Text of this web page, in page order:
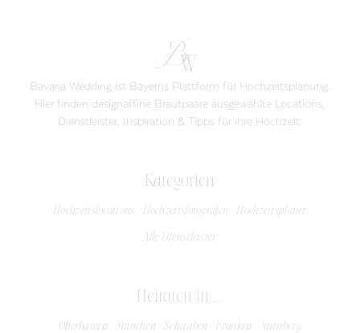
Bavaria Wedding ist Bayerns Plattform für Hochzeitsplanung.
Hier finden designaffine Brautpaare ausgewählte Locations,
Dienstleister, Inspiration & Tipps für ihre Hochzeit.
Kategorien
Hochzeitslocations Hochzeitsfotografen Hochzeitsplaner
Alle Dienstleister
Heiraten in ...
Oberbayern München Schwaben Franken Nürnberg